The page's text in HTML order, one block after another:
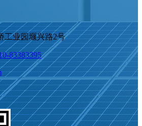
工业园堰兴路2号
83383395